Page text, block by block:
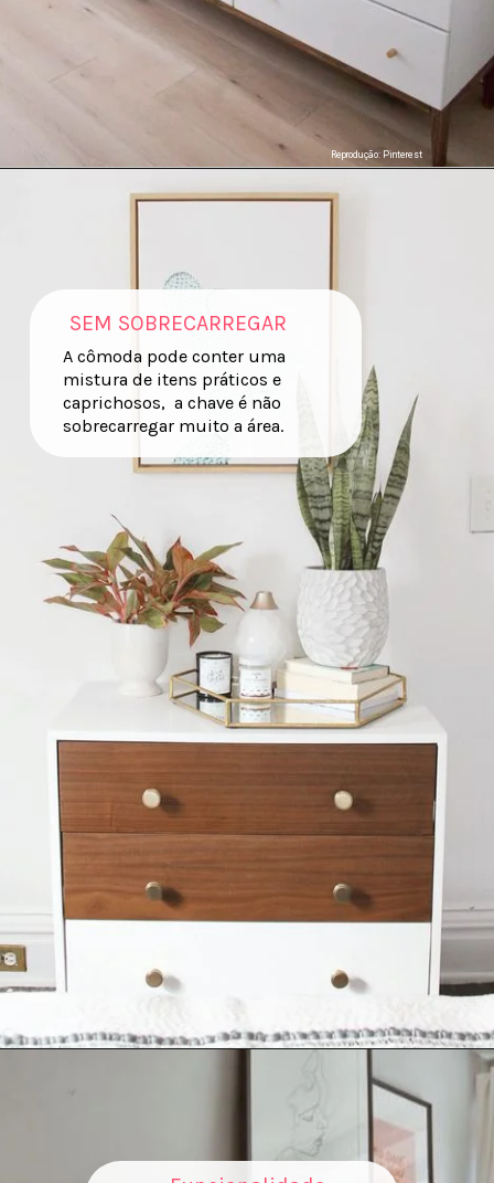
Reprodução: Pinterest
SEM SOBRECARREGAR
A cômoda pode conter uma
mistura de itens práticos e
caprichosos, a chave é não
sobrecarregar muito a área.